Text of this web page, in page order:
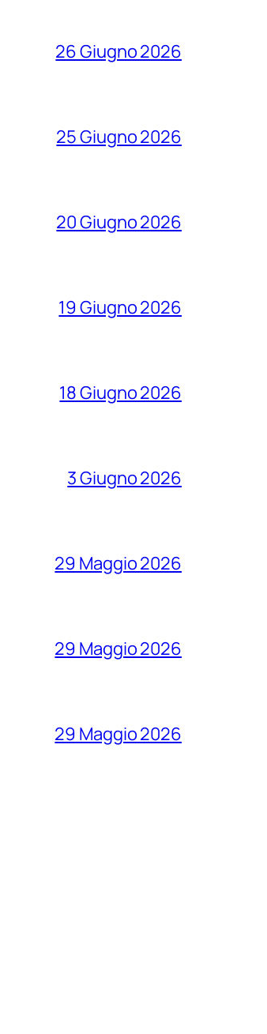
26 Giugno 2026
25 Giugno 2026
20 Giugno 2026
19 Giugno 2026
18 Giugno 2026
3 Giugno 2026
29 Maggio 2026
29 Maggio 2026
29 Maggio 2026